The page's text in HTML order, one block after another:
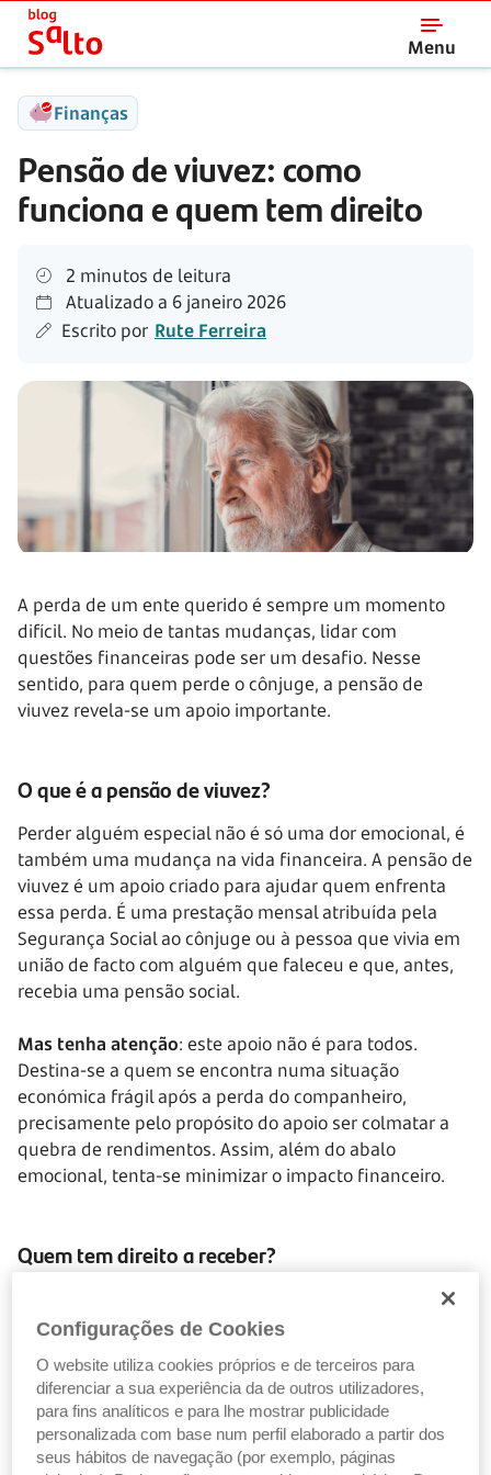
Menu
Salto
Finanças
Pensão de viuvez: como
funciona e quem tem direito
2 minutos de leitura
Atualizado a 6 janeiro 2026
Escrito por Rute Ferreira
A perda de um ente querido é sempre um momento
difícil. No meio de tantas mudanças, lidar com
questões financeiras pode ser um desafio. Nesse
sentido, para quem perde o cônjuge, a pensão de
viuvez revela-se um apoio importante.
O que é a pensão de viuvez?
Perder alguém especial não é só uma dor emocional, é
também uma mudança na vida financeira. A pensão de
viuvez é um apoio criado para ajudar quem enfrenta
essa perda. É uma prestação mensal atribuída pela
Segurança Social ao cônjuge ou à pessoa que vivia em
união de facto com alguém que faleceu e que, antes,
recebia uma pensão social.
Mas tenha atenção: este apoio não é para todos.
Destina-se a quem se encontra numa situação
económica frágil após a perda do companheiro,
precisamente pelo propósito do apoio ser colmatar a
quebra de rendimentos. Assim, além do abalo
emocional, tenta-se minimizar o impacto financeiro.
Quem tem direito a receber?
Para receber a pensão de viuvez, é necessário cumprir
alguns requisitos:
Ser cônjuge ou viver em união de facto há, pelo
menos, dois anos antes do falecimento
Ter vivido com a pessoa falecida até ao momento
Configurações de Cookies
O website utiliza cookies próprios e de terceiros para
diferenciar a sua experiência da de outros utilizadores,
para fins analíticos e para lhe mostrar publicidade
personalizada com base num perfil elaborado a partir dos
seus hábitos de navegação (por exemplo, páginas